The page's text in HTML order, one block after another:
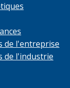
de l'entreprise
de l'industrie